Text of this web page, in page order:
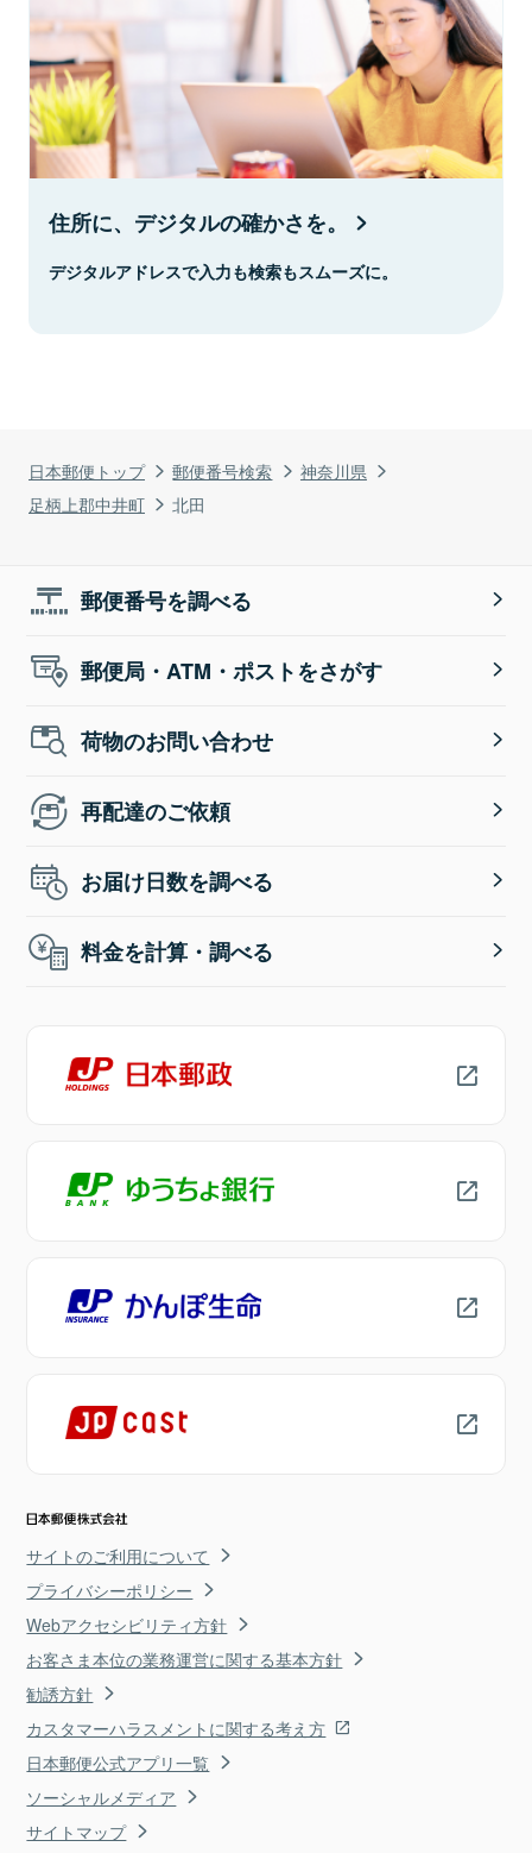
日本郵便トップ 郵便番号検索
神奈川県
足柄上郡中井町
北田
住所に、デジタルの確かさを。
デジタルアドレスで入力も検索もスムーズに。
郵便番号を調べる
郵便局・ATM・ポストをさがす
荷物のお問い合わせ
再配達のご依頼
お届け日数を調べる
料金を計算・調べる
サイトのご利用について
プライバシーポリシー
Webアクセシビリティ方針
お客さま本位の業務運営に関する基本方針
勧誘方針
カスタマーハラスメントに関する考え方
日本郵便公式アプリ一覧
ソーシャルメディア
サイトマップ